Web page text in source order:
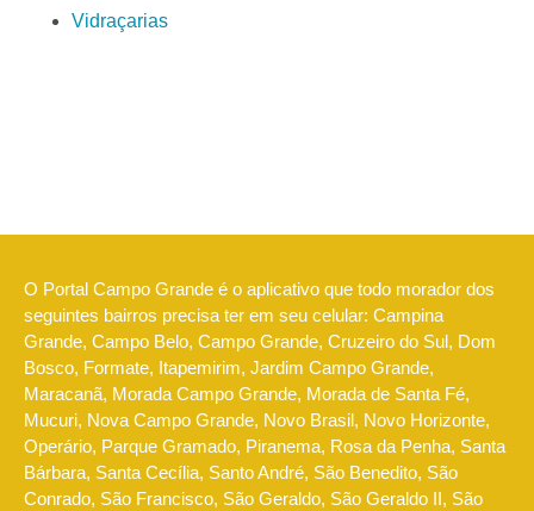
Vidraçarias
O Portal Campo Grande é o aplicativo que todo morador dos
seguintes bairros precisa ter em seu celular: Campina
Grande, Campo Belo, Campo Grande, Cruzeiro do Sul, Dom
Bosco, Formate, Itapemirim, Jardim Campo Grande,
Maracanã, Morada Campo Grande, Morada de Santa Fé,
Mucuri, Nova Campo Grande, Novo Brasil, Novo Horizonte,
Operário, Parque Gramado, Piranema, Rosa da Penha, Santa
Bárbara, Santa Cecília, Santo André, São Benedito, São
Conrado, São Francisco, São Geraldo, São Geraldo II, São